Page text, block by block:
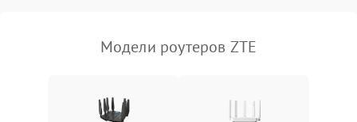
Неисправность
500 ₽ Подробнее →
Повреждение кабелей
внутри устройства
Подробнее →
Модели роутеров ZTE